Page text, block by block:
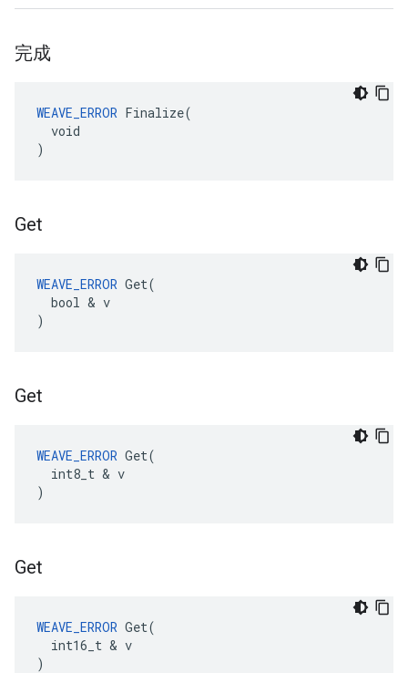
完成
WEAVE_ERROR Finalize(
  void
)
Get
WEAVE_ERROR Get(
  bool & v
)
Get
WEAVE_ERROR Get(
  int8_t & v
)
Get
WEAVE_ERROR Get(
  int16_t & v
)